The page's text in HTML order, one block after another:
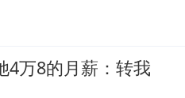
4万8的月薪：转我